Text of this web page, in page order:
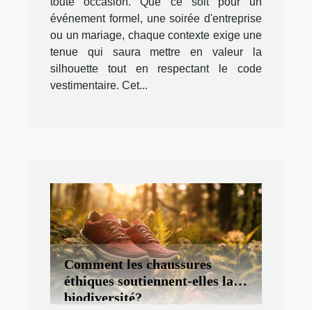
événement formel, une soirée d'entreprise
ou un mariage, chaque contexte exige une
tenue qui saura mettre en valeur la
silhouette tout en respectant le code
vestimentaire. Cet...
Comment les chaussures
éthiques soutiennent-elles la
biodiversité?